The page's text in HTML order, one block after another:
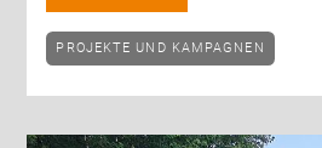
PROJEKTE UND KAMPAGNEN